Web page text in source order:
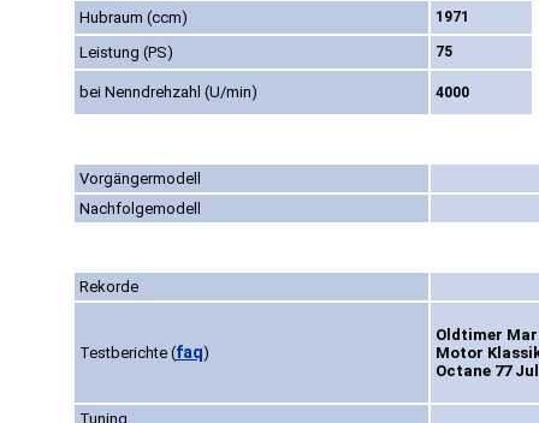
Hubraum (ccm) 1971
Leistung (PS) 75
bei Nenndrehzahl (U/min) 4000
Vorgängermodell
Nachfolgemodell
Rekorde
Testberichte (faq)
Oldtimer
Motor
Octane 77
Tuning